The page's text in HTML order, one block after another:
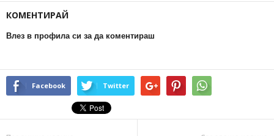
КОМЕНТИРАЙ
Влез в профила си за да коментираш
Facebook Twitter